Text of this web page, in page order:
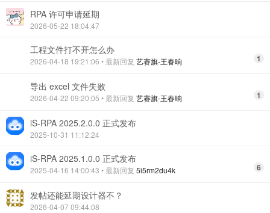
RPA 许可申请延期
2026-05-22 18:04:47
工程文件打不开怎么办
2026-04-18 19:21:06 • 最新回复 艺赛旗-王春晌 1
导出 excel 文件失败
2026-04-22 09:20:05 • 最新回复 艺赛旗-王春晌 1
iS-RPA 2025.2.0.0 正式发布
2025-10-31 11:12:24
iS-RPA 2025.1.0.0 正式发布
2025-04-16 14:00:43 • 最新回复 5i5rm2du4k 6
发帖还能延期设计器不？
2026-04-07 09:44:08